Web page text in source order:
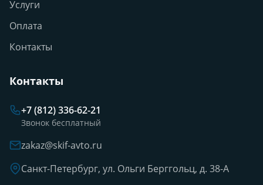
Услуги
Оплата
Контакты
Контакты
+7 (812) 336-62-21
Звонок бесплатный
zakaz@skif-avto.ru
Санкт-Петербург, ул. Ольги Берггольц, д. 38-А